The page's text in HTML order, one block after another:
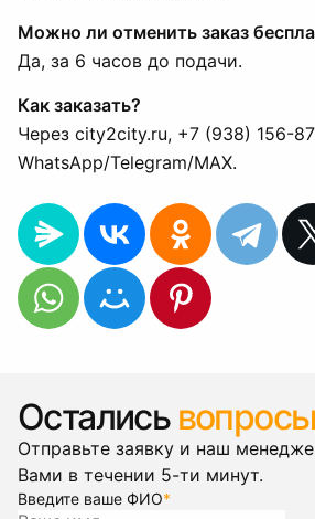
Можно ли отменить заказ
Да, за 6 часов до подачи.
Как заказать?
Через city2city.ru, +7 (938) 156-
WhatsApp/Telegram/MAX.
Остались
Отправьте заявку и наш
Вами в течении 5-ти минут.
Введите ваше ФИО*